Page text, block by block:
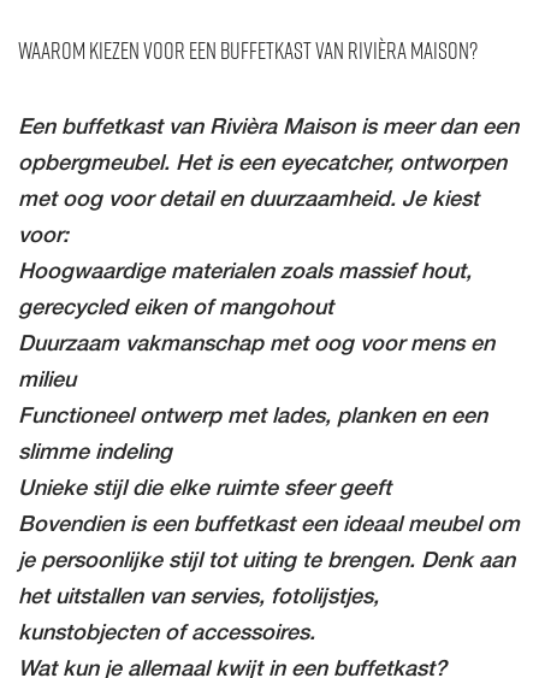
Waarom kiezen voor een buffetkast van Rivièra Maison?
Een buffetkast van Rivièra Maison is meer dan een
opbergmeubel. Het is een eyecatcher, ontworpen
met oog voor detail en duurzaamheid. Je kiest
voor:
Hoogwaardige materialen zoals massief hout,
gerecycled eiken of mangohout
Duurzaam vakmanschap met oog voor mens en
milieu
Functioneel ontwerp met lades, planken en een
slimme indeling
Unieke stijl die elke ruimte sfeer geeft
Bovendien is een buffetkast een ideaal meubel om
je persoonlijke stijl tot uiting te brengen. Denk aan
het uitstallen van servies, fotolijstjes,
kunstobjecten of accessoires.
Wat kun je allemaal kwijt in een buffetkast?